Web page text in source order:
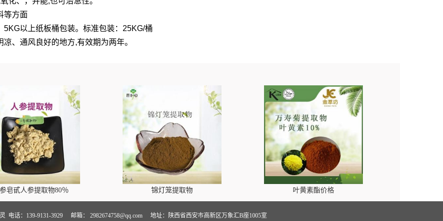
等方面
以上纸板桶包装。标准包装：25KG/桶
、通风良好的地方,有效期为两年。
皂甙人参提取物80％ 锦灯笼提取物 叶黄素酯价格
电话：139-9131-3929 邮箱： 2982674758@qq.com 地址：陕西省西安市高新区万象汇B座1005室